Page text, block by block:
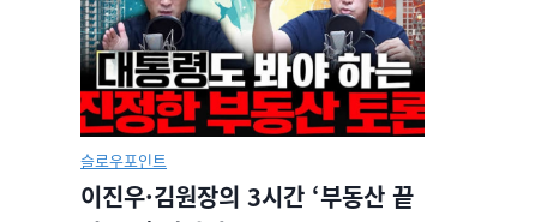
슬로우포인트
이진우·김원장의 3시간 ‘부동산 끝